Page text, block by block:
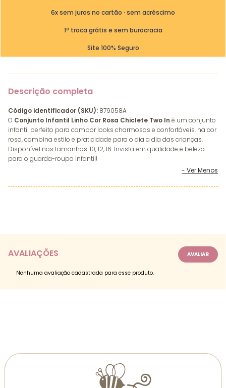
6x sem juros no cartão · sem acréscimo
1ª troca grátis e sem burocracia
Site 100% Seguro
Descrição completa
Código identificador (SKU): 879058A
O Conjunto Infantil Linho Cor Rosa Chiclete Two In é um conjunto
infantil perfeito para compor looks charmosos e confortáveis. na cor
rosa, combina estilo e praticidade para o dia a dia das crianças.
Disponível nos tamanhos: 10, 12, 16. Invista em qualidade e beleza
para o guarda-roupa infantil!
AVALIAÇÕES
Nenhuma avaliação cadastrada para esse produto.